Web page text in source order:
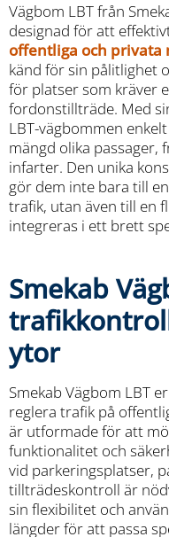
Vägbom LBT från
designad för att
offentliga och privata
känd för sin pålitlighet
för platser som kräver
fordonstillträde. Med
LBT-vägbommen
mängd olika passager,
infarter. Den unika
gör dem inte bara till
trafik, utan även till en
integreras i ett brett
Smekab
ytor
Smekab Vägbom LBT
reglera trafik på
är utformade för att
funktionalitet och
vid parkeringsplatser,
tillträdeskontroll är
sin flexibilitet och
längder för att passa